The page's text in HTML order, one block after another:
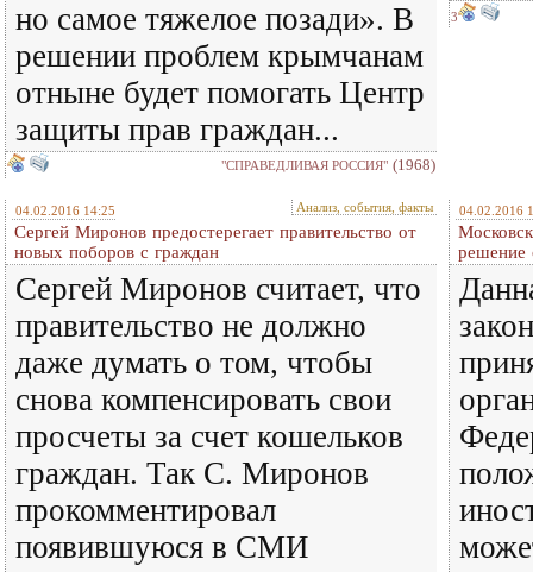
но самое тяжелое позади». В
решении проблем крымчанам
отныне будет помогать Центр
защиты прав граждан...
"СПРАВЕДЛИВАЯ РОССИЯ" (1968)
3
04.02.2016 14:25 Анализ, события, факты
Сергей Миронов предостерегает правительство от
новых поборов с граждан
Сергей Миронов считает, что
правительство не должно
даже думать о том, чтобы
снова компенсировать свои
просчеты за счет кошельков
граждан. Так С. Миронов
прокомментировал
появившуюся в СМИ
04.02.2016
решение